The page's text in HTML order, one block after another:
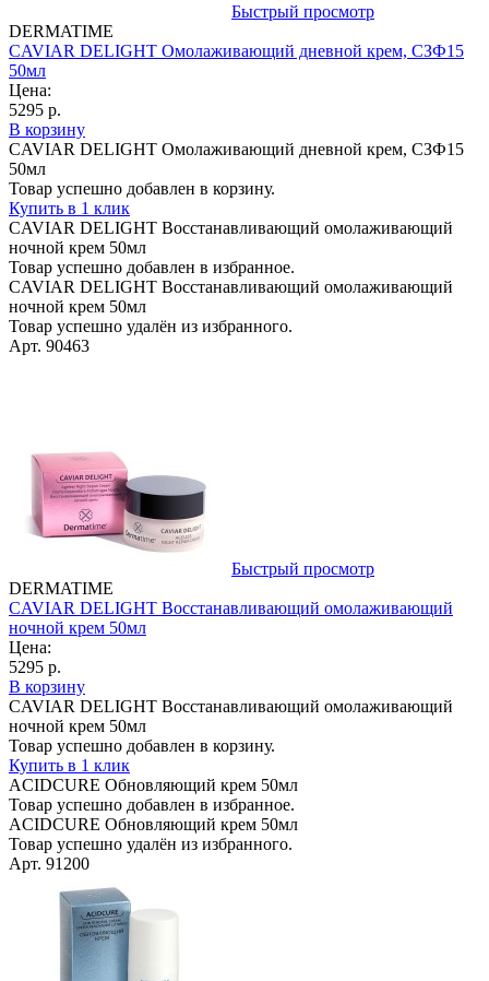
Быстрый просмотр
DERMATIME
CAVIAR DELIGHT Омолаживающий дневной крем, СЗФ15
50мл
Цена:
5295 р.
В корзину
CAVIAR DELIGHT Омолаживающий дневной крем, СЗФ15
50мл
Товар успешно добавлен в корзину.
Купить в 1 клик
CAVIAR DELIGHT Восстанавливающий омолаживающий
ночной крем 50мл
Товар успешно добавлен в избранное.
CAVIAR DELIGHT Восстанавливающий омолаживающий
ночной крем 50мл
Товар успешно удалён из избранного.
Арт. 90463
Быстрый просмотр
DERMATIME
CAVIAR DELIGHT Восстанавливающий омолаживающий
ночной крем 50мл
Цена:
5295 р.
В корзину
CAVIAR DELIGHT Восстанавливающий омолаживающий
ночной крем 50мл
Товар успешно добавлен в корзину.
Купить в 1 клик
ACIDCURE Обновляющий крем 50мл
Товар успешно добавлен в избранное.
ACIDCURE Обновляющий крем 50мл
Товар успешно удалён из избранного.
Арт. 91200